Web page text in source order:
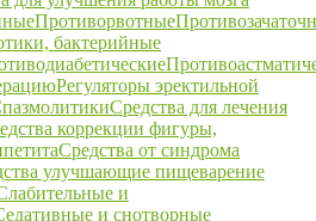
Противорвотные
бактерийные
Регуляторы эректильной
Средства для лечения
коррекции фигуры,
Средства от синдрома
улучшающие пищеварение
и
и снотворные